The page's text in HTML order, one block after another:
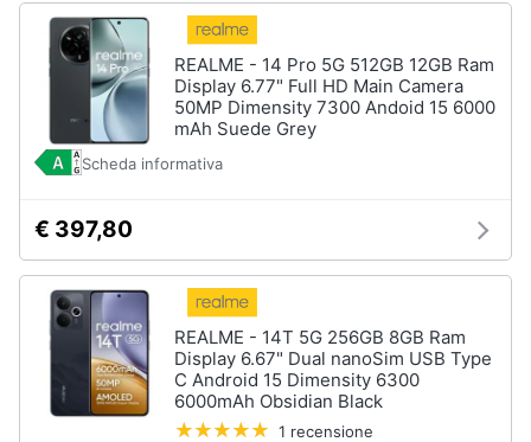
REALME - 14 Pro 5G 512GB 12GB Ram
Display 6.77" Full HD Main Camera
50MP Dimensity 7300 Andoid 15 6000
mAh Suede Grey
Scheda informativa
€ 397,80
REALME - 14T 5G 256GB 8GB Ram
Display 6.67" Dual nanoSim USB Type
C Android 15 Dimensity 6300
6000mAh Obsidian Black
1 recensione